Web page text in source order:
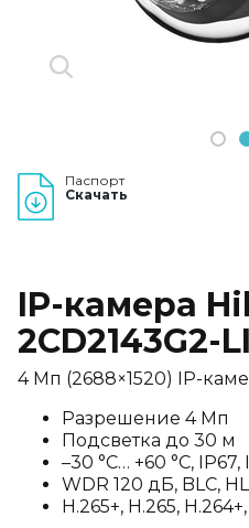
1
Паспорт
Скачать
IP-камера
2CD2143G2-
4 Мп (2688×1520) IP-
Разрешение 4 Мп
Подсветка до 30 м
–30 °C… +60 °C, IP67,
WDR 120 дБ, BLC,
H.265+, H.265,